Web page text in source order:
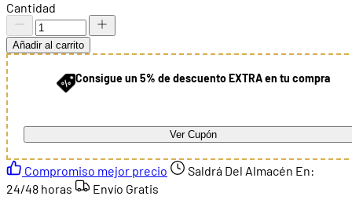
Cantidad
Añadir al carrito
Consigue un 5% de descuento EXTRA en tu compra
Ver Cupón
Compromiso mejor precio
Saldrá Del Almacén En:
24/48 horas
Envío Gratis